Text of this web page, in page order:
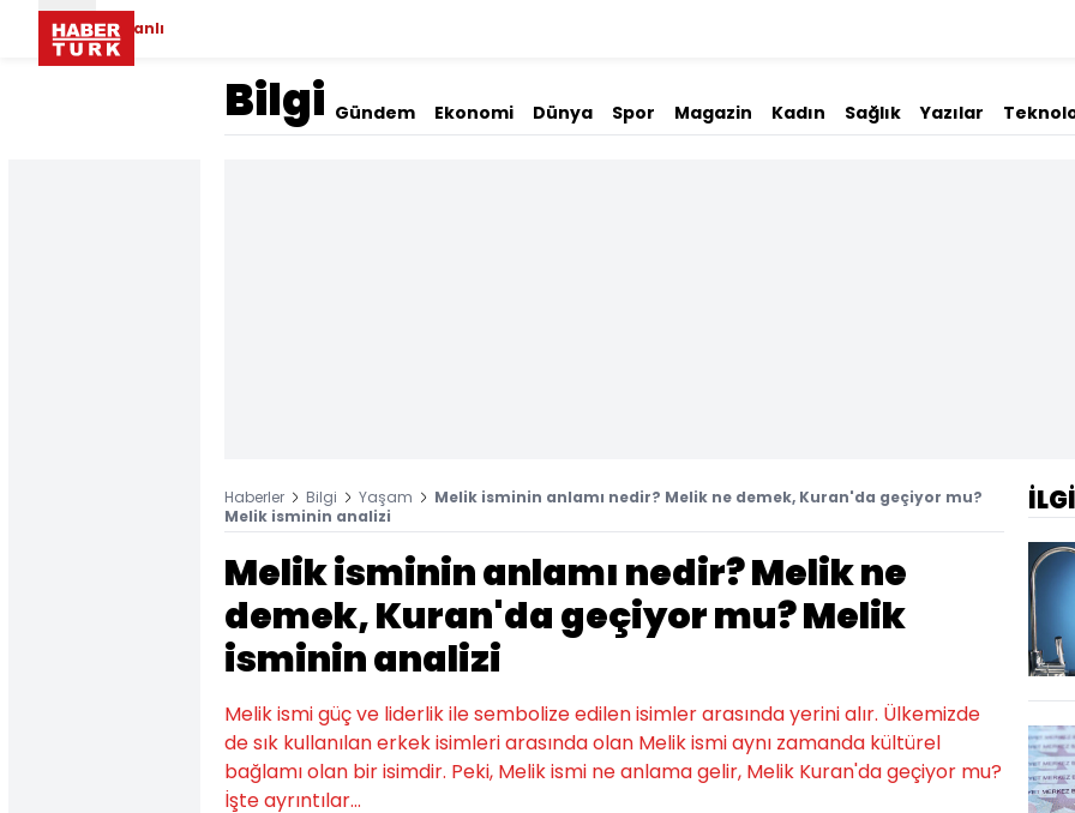
Canlı
Bilgi Gündem Ekonomi Dünya Spor Magazin Kadın Sağlık Yazılar
Haberler Bilgi Yaşam
Melik isminin anlamı nedir? Melik ne demek, Kuran'da geçiyor mu?
Melik isminin analizi
Melik isminin anlamı nedir? Melik ne
demek, Kuran'da geçiyor mu? Melik
isminin analizi
Melik ismi güç ve liderlik ile sembolize edilen isimler arasında yerini alır. Ülkemizde
de sık kullanılan erkek isimleri arasında olan Melik ismi aynı zamanda kültürel
bağlamı olan bir isimdir. Peki, Melik ismi ne anlama gelir, Melik Kuran'da geçiyor mu?
İşte ayrıntılar...